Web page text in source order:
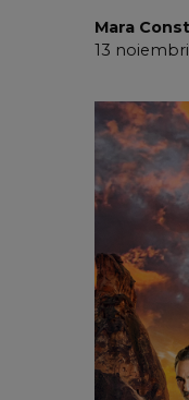
Mara
13